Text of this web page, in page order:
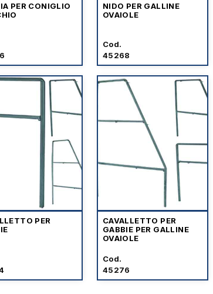
PER CONIGLIO
NIDO PER GALLINE
OVAIOLE
Cod.
45268
PER
CAVALLETTO PER
GABBIE PER GALLINE
OVAIOLE
Cod.
45276